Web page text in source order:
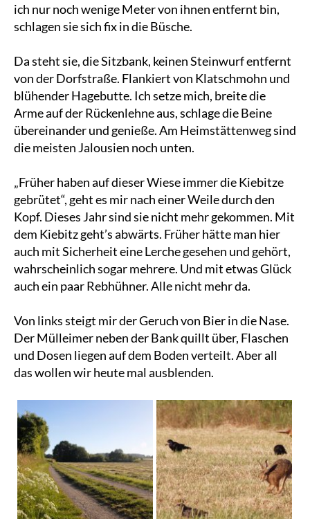
ich nur noch wenige Meter von ihnen entfernt bin,
schlagen sie sich fix in die Büsche.
Da steht sie, die Sitzbank, keinen Steinwurf entfernt
von der Dorfstraße. Flankiert von Klatschmohn und
blühender Hagebutte. Ich setze mich, breite die
Arme auf der Rückenlehne aus, schlage die Beine
übereinander und genieße. Am Heimstättenweg sind
die meisten Jalousien noch unten.
„Früher haben auf dieser Wiese immer die Kiebitze
gebrütet“, geht es mir nach einer Weile durch den
Kopf. Dieses Jahr sind sie nicht mehr gekommen. Mit
dem Kiebitz geht’s abwärts. Früher hätte man hier
auch mit Sicherheit eine Lerche gesehen und gehört,
wahrscheinlich sogar mehrere. Und mit etwas Glück
auch ein paar Rebhühner. Alle nicht mehr da.
Von links steigt mir der Geruch von Bier in die Nase.
Der Mülleimer neben der Bank quillt über, Flaschen
und Dosen liegen auf dem Boden verteilt. Aber all
das wollen wir heute mal ausblenden.